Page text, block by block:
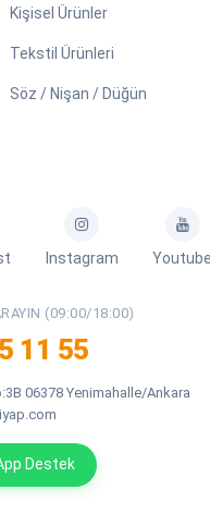
Kişisel Ürünler
Tekstil Ürünleri
Söz / Nişan / Düğün
Instagram
(09:00/18:00)
11 55
06378 Yenimahalle/Ankara
Destek